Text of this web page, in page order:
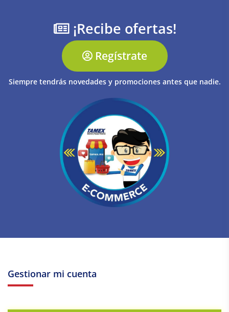
¡Recibe ofertas!
Regístrate
Siempre tendrás novedades y promociones antes que nadie.
Gestionar mi cuenta